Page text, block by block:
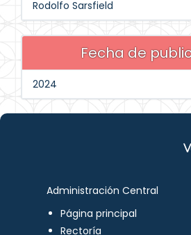
Rodolfo Sarsfield
Fecha de
2024
Administración Central
Página principal
Rectoría